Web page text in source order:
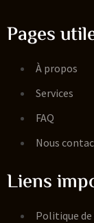
Pages
À propos
Services
FAQ
Nous
Liens
Politique